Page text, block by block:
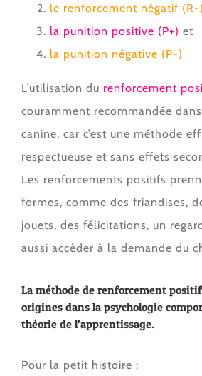
le renforcement négatif (R-
la punition positive (P+) et
la punition négative (P-)
L’utilisation du renforcement
couramment recommandée dans
canine, car c’est une méthode
respectueuse et sans effets
Les renforcements positifs
formes, comme des friandises,
jouets, des félicitations, un
aussi accèder à la demande du
La méthode de renforcement
origines dans la psychologie
théorie de l’apprentissage.
Pour la petit histoire :